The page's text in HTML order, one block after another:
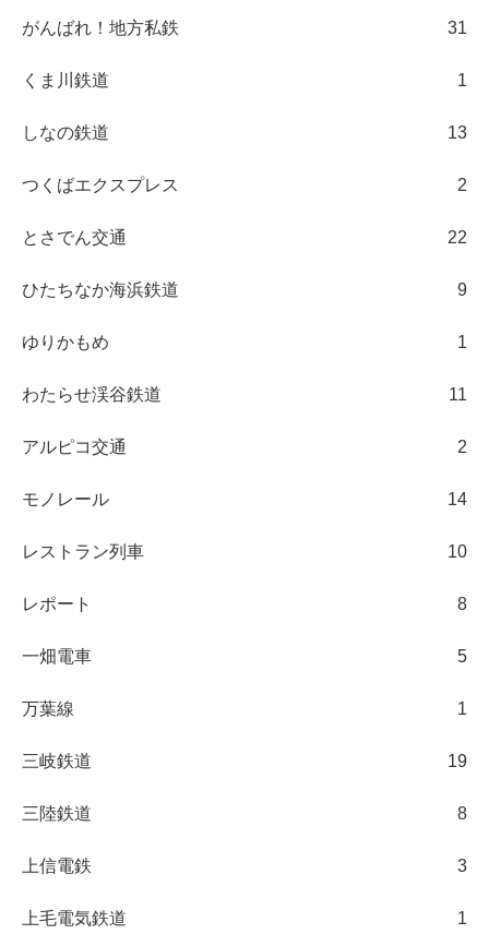
がんばれ！地方私鉄 31
くま川鉄道 1
しなの鉄道 13
つくばエクスプレス 2
とさでん交通 22
ひたちなか海浜鉄道 9
ゆりかもめ 1
わたらせ渓谷鉄道 11
アルピコ交通 2
モノレール 14
レストラン列車 10
レポート 8
一畑電車 5
万葉線 1
三岐鉄道 19
三陸鉄道 8
上信電鉄 3
上毛電気鉄道 1